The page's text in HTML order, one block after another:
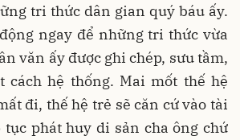
tri thức dân gian quý báu ấy.
ngay để những tri thức vừa
văn ấy được ghi chép, sưu tầm,
cách hệ thống. Mai mốt thế hệ
đi, thế hệ trẻ sẽ căn cứ vào tài
phát huy di sản cha ông chứ